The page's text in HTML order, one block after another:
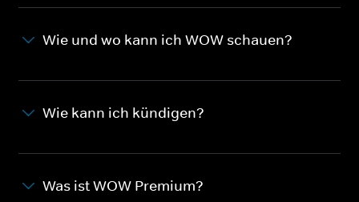
Wie und wo kann ich WOW schauen?
Wie kann ich kündigen?
Was ist WOW Premium?